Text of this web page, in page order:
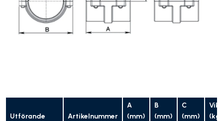
Utförande Artikelnummer
A
(mm)
B
(mm)
C
(mm)
Vikt
(kg)